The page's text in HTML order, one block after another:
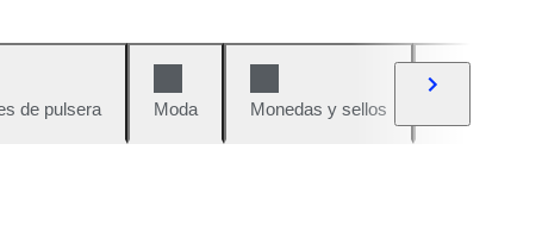
de pulsera Moda Monedas y sellos